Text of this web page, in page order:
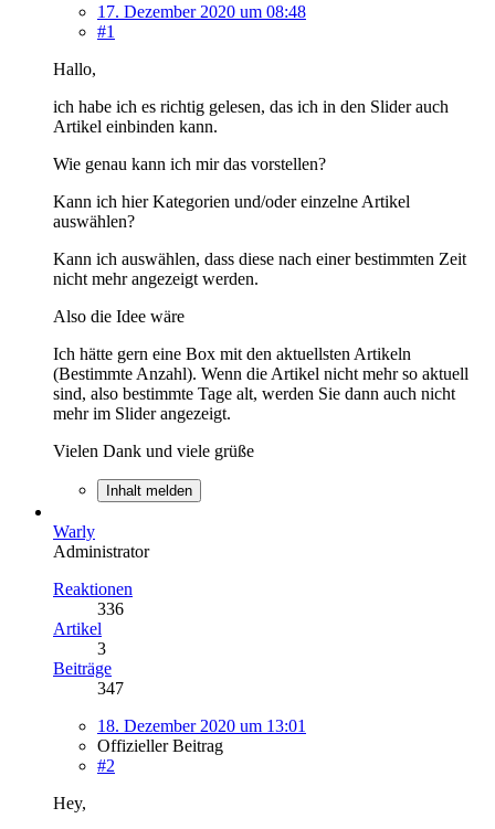
17. Dezember 2020 um 08:48
#1
Hallo,
ich habe ich es richtig gelesen, das ich in den Slider auch
Artikel einbinden kann.
Wie genau kann ich mir das vorstellen?
Kann ich hier Kategorien und/oder einzelne Artikel
auswählen?
Kann ich auswählen, dass diese nach einer bestimmten Zeit
nicht mehr angezeigt werden.
Also die Idee wäre
Ich hätte gern eine Box mit den aktuellsten Artikeln
(Bestimmte Anzahl). Wenn die Artikel nicht mehr so aktuell
sind, also bestimmte Tage alt, werden Sie dann auch nicht
mehr im Slider angezeigt.
Vielen Dank und viele grüße
Inhalt melden
Warly
Administrator
Reaktionen
336
Artikel
3
Beiträge
347
18. Dezember 2020 um 13:01
Offizieller Beitrag
#2
Hey,